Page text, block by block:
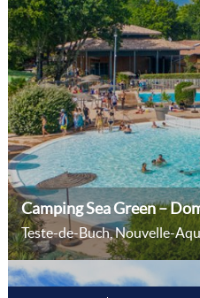
Camping Sea Green –
Teste-de-Buch, Nouvelle-